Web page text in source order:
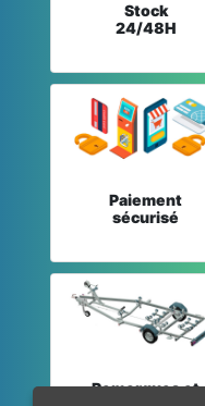
Stock
24/48H
Paiement
sécurisé
Remorques et